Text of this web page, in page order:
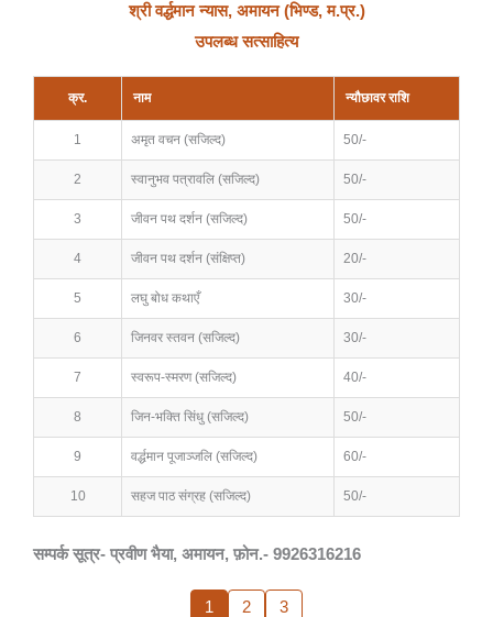
श्री वर्द्धमान न्यास, अमायन (भिण्ड, म.प्र.)
उपलब्ध सत्साहित्य
क्र. नाम न्यौछावर राशि
1 अमृत वचन (सजिल्द) 50/-
2 स्वानुभव पत्रावलि (सजिल्द) 50/-
3 जीवन पथ दर्शन (सजिल्द) 50/-
4 जीवन पथ दर्शन (संक्षिप्त) 20/-
5 लघु बोध कथाएँ 30/-
6 जिनवर स्तवन (सजिल्द) 30/-
7 स्वरूप-स्मरण (सजिल्द) 40/-
8 जिन-भक्ति सिंधु (सजिल्द) 50/-
9 वर्द्धमान पूजाञ्जलि (सजिल्द) 60/-
10 सहज पाठ संग्रह (सजिल्द) 50/-
सम्पर्क सूत्र- प्रवीण भैया, अमायन, फ़ोन.- 9926316216
1 2 3